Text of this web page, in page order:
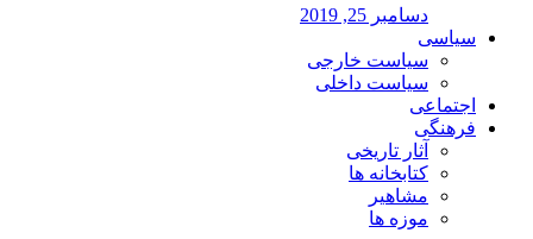
دسامبر 25, 2019
سیاسی
سیاست خارجی
سیاست داخلی
اجتماعی
فرهنگی
آثار تاریخی
کتابخانه ها
مشاهیر
موزه ها